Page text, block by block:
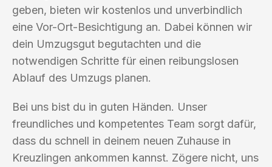
geben, bieten wir kostenlos und unverbindlich
eine Vor-Ort-Besichtigung an. Dabei können wir
dein Umzugsgut begutachten und die
notwendigen Schritte für einen reibungslosen
Ablauf des Umzugs planen.
Bei uns bist du in guten Händen. Unser
freundliches und kompetentes Team sorgt dafür,
dass du schnell in deinem neuen Zuhause in
Kreuzlingen ankommen kannst. Zögere nicht, uns